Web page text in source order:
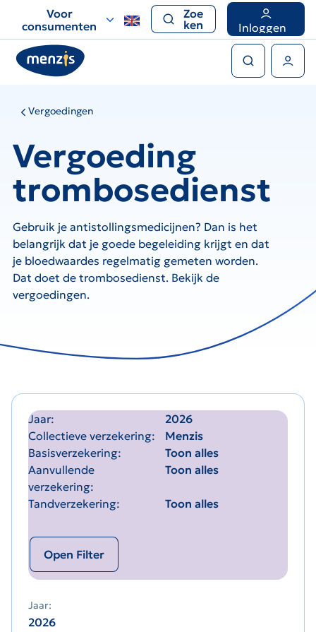
voor
snelle
navigatie
Voor
consumenten
Zoe
ken
Inloggen
Vergoedingen
Vergoeding
trombosedienst
Gebruik je antistollingsmedicijnen? Dan is het
belangrijk dat je goede begeleiding krijgt en dat
je bloedwaardes regelmatig gemeten worden.
Dat doet de trombosedienst. Bekijk de
vergoedingen.
Jaar
2026
Collectieve verzekering
Menzis
Basisverzekering
Toon alles
Aanvullende
verzekering
Toon alles
Tandverzekering Toon alles
Open Filter
Jaar:
2026